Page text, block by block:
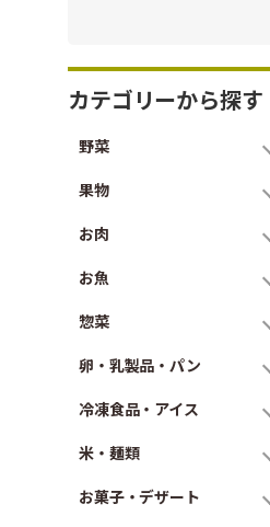
カテゴリーから探す
野菜
果物
お肉
お魚
惣菜
卵・乳製品・パン
冷凍食品・アイス
米・麺類
お菓子・デザート